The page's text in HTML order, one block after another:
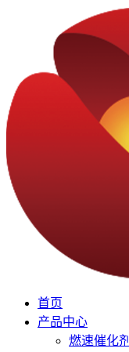
首页
产品中心
燃速催化剂